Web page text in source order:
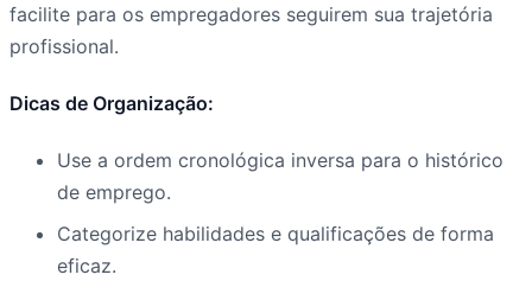
facilite para os empregadores seguirem sua trajetória
profissional.
Dicas de Organização:
Use a ordem cronológica inversa para o histórico
de emprego.
Categorize habilidades e qualificações de forma
eficaz.